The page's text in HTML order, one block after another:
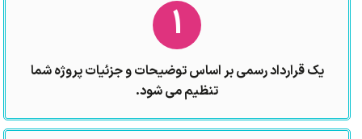
1
یک قرارداد رسمی بر اساس توضیحات و جزئیات پروژه شما
تنظیم می شود.